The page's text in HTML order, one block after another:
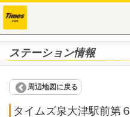
ステーション情報
周辺地図に戻る
タイムズ泉大津駅前第６